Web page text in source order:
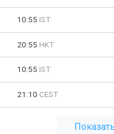
10:55 IST
20:55 HKT
10:55 IST
21:10 CEST